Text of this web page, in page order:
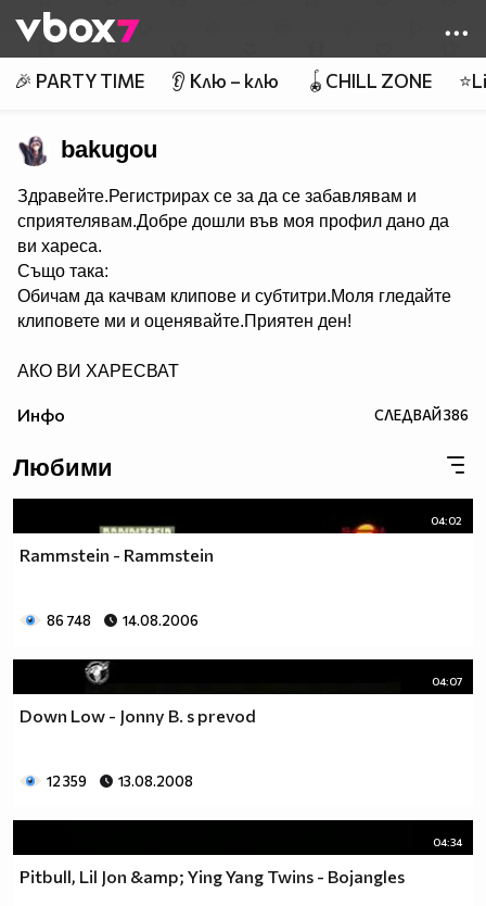
👾
🎉 PARTY TIME 👂 Клю – клю 🪀CHILL ZONE
bakugou
Здравейте.Регистрирах се за да се забавлявам и
сприятелявам.Добре дошли във моя профил дано да
ви хареса.
Също така:
Обичам да качвам клипове и субтитри.Моля гледайте
клиповете ми и оценявайте.Приятен ден!
АКО ВИ ХАРЕСВАТ
МЕН.
АКО ИМА НЕЩО КОЕТО НЕ РАЗБИРАТЕ В САЙТА
ИЛИ НЕ ЗНАЕТЕ МОЖЕТЕ ДА МЕ ПИТАТЕ МЕН
РАЗБИРА СЕ АКО ЗНАМ КАКЪВ Е ВЪПРОСА И ДАЛИ
ЩЕ МОГА ДА МУ ОТГОВОРЯ ПИТАЙТЕ.
║╚╝╠══╦╦══╦═╗=====
║╔╗║╔╗║║║║║╩╣ФЕН!!!
╚╝╚╩╝╚╩╩╩╩╩═╝=====
Инфо СЛЕДВАЙ386
Любими
04:02
Rammstein - Rammstein
86 748 14.08.2006
04:07
Down Low - Jonny B. s prevod
12 359 13.08.2008
04:34
Pitbull, Lil Jon &amp; Ying Yang Twins - Bojangles